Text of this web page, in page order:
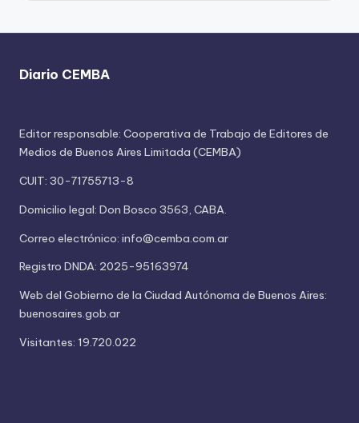
Diario CEMBA
Editor responsable: Cooperativa de Trabajo de Editores de
Medios de Buenos Aires Limitada (CEMBA)
CUIT: 30-71755713-8
Domicilio legal: Don Bosco 3563, CABA.
Correo electrónico: info@cemba.com.ar
Registro DNDA: 2025-95163974
Web del Gobierno de la Ciudad Autónoma de Buenos Aires:
buenosaires.gob.ar
Visitantes: 19.720.022